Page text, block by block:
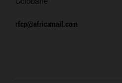
rfcp@africamail.com